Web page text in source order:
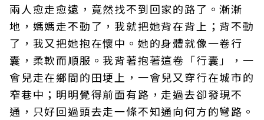
兩人愈走愈遠，竟然找不到回家的路了。漸漸
地，媽媽走不動了，我就把她背在背上；背不動
了，我又把她抱在懷中。她的身體就像一卷行
囊，柔軟而順服。我背著抱著這卷「行囊」，一
會兒走在鄉間的田埂上，一會兒又穿行在城市的
窄巷中；明明覺得前面有路，走過去卻發現不
通，只好回過頭去走一條不知通向何方的彎路。